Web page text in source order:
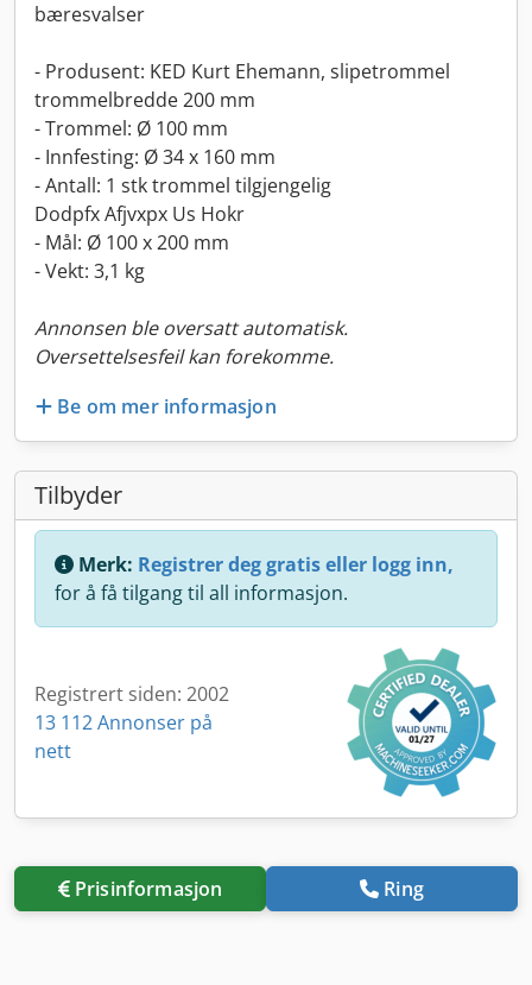
bæresvalser
- Produsent: KED Kurt Ehemann, slipetrommel
trommelbredde 200 mm
- Trommel: Ø 100 mm
- Innfesting: Ø 34 x 160 mm
- Antall: 1 stk trommel tilgjengelig
Dodpfx Afjvxpx Us Hokr
- Mål: Ø 100 x 200 mm
- Vekt: 3,1 kg
Annonsen ble oversatt automatisk.
Oversettelsesfeil kan forekomme.
Be om mer informasjon
Tilbyder
Merk: Registrer deg gratis eller logg inn,
for å få tilgang til all informasjon.
Registrert siden: 2002
13 112 Annonser på
nett
Prisinformasjon Ring